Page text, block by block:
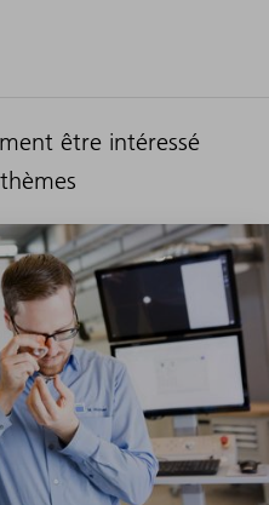
être intéressé